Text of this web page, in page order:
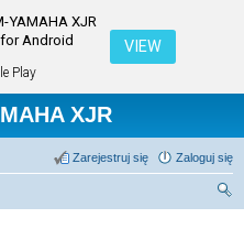
YAMAHA XJR
Android
Play
VIEW
XJR
Zaloguj się
Zarejestruj się